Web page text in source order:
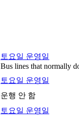
토요일 운영일
Bus lines that normally
토요일 운영일
운행 안 함
토요일 운영일